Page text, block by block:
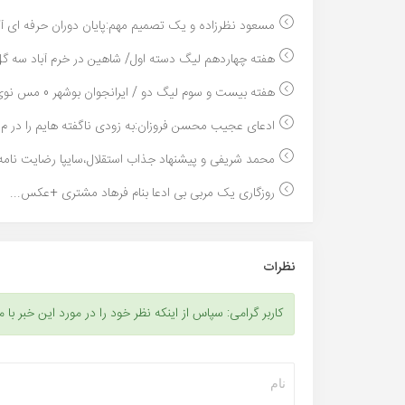
مسعود نظرزاده و یک تصمیم مهم:پایان دوران حرفه ای
هفته چهاردهم لیگ دسته اول/ شاهین در خرم آباد سه
هفته بیست و سوم لیگ دو / ایرانجوان بوشهر 0 مس نوی...
ادعای عجیب محسن فروزان:به زودی ناگفته هایم را در
محمد شریفی و پیشنهاد جذاب استقلال،سایپا رضایت
روزگاری یک مربی بی ادعا بنام فرهاد مشتری +عکس...
نظرات
کاربر گرامی: سپاس از اینکه نظر خود را در مورد این خبر